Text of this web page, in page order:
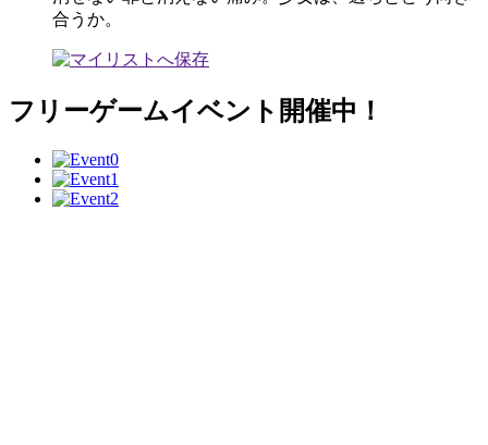
合うか。
フリーゲームイベント開催中！